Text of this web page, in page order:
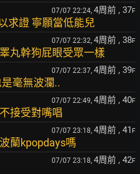
07/07 22:24, 4周前 , 37F
求證 寧願當低能兒
07/07 22:32, 4周前 , 38F
丸幹狗屁眼受眾一樣
07/07 22:37, 4周前 , 39F
毫無波瀾..
07/07 22:49, 4周前 , 40F
接受對嘴唱
07/07 23:18, 4周前 , 41 F
蘭kpopdays嗎
07/07 23:18, 4周前 , 42F